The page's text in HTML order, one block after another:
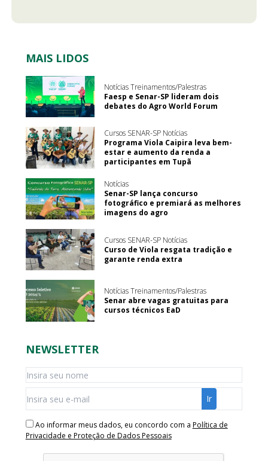
MAIS LIDOS
Notícias Treinamentos/Palestras
Faesp e Senar-SP lideram dois
debates do Agro World Forum
Cursos SENAR-SP Notícias
Programa Viola Caipira leva bem-
estar e aumento da renda a
participantes em Tupã
Notícias
Senar-SP lança concurso
fotográfico e premiará as melhores
imagens do agro
Cursos SENAR-SP Notícias
Curso de Viola resgata tradição e
garante renda extra
Notícias Treinamentos/Palestras
Senar abre vagas gratuitas para
cursos técnicos EaD
NEWSLETTER
Ao informar meus dados, eu concordo com a Política de
Privacidade e Proteção de Dados Pessoais